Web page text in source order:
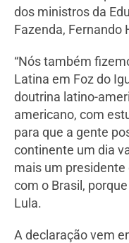
dos ministros da
Fazenda, Fernando
“Nós também
Latina em Foz do
doutrina latino-
americano, com
para que a gente
continente um dia
mais um
com o Brasil,
Lula.
A declaração vem